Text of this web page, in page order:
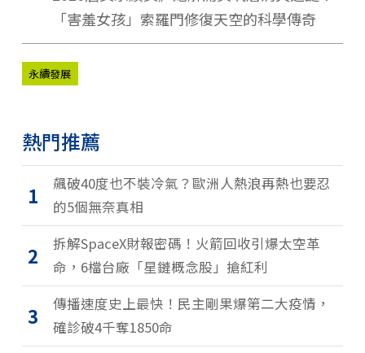
「害羞女孩」索羅門修復天空的科學傳奇
永續發展
熱門推薦
1
飆破40度也不裝冷氣？歐洲人熱浪再熱也要忍
的5個無奈真相
2
拆解SpaceX財報密碼！火箭回收引爆太空革
命，6檔台廠「星鏈概念股」搶紅利
3
傳播速度史上最快！民主剛果爆第二大疫情，
確診破4千奪1850命